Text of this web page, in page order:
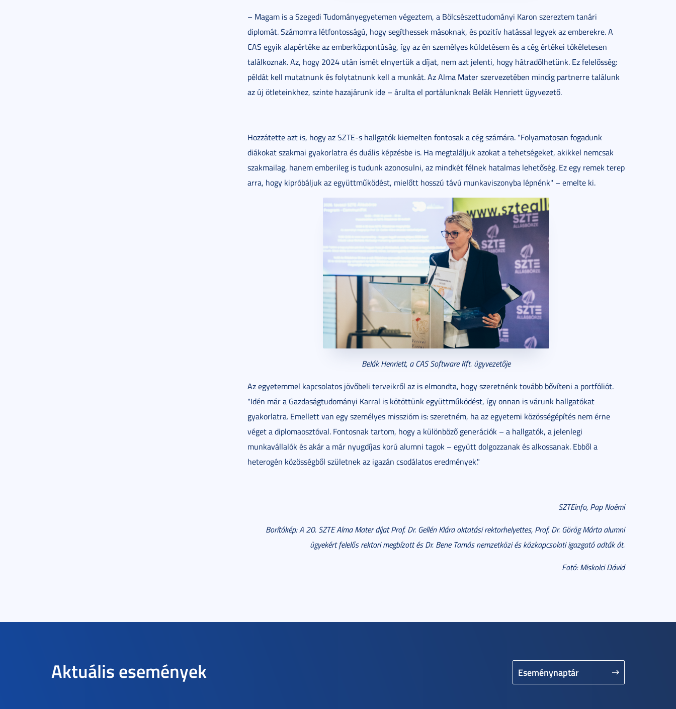
– Magam is a Szegedi Tudományegyetemen végeztem, a Bölcsészettudományi Karon szereztem tanári
diplomát. Számomra létfontosságú, hogy segíthessek másoknak, és pozitív hatással legyek az emberekre. A
CAS egyik alapértéke az emberközpontúság, így az én személyes küldetésem és a cég értékei tökéletesen
találkoznak. Az, hogy 2024 után ismét elnyertük a díjat, nem azt jelenti, hogy hátradőlhetünk. Ez felelősség:
példát kell mutatnunk és folytatnunk kell a munkát. Az Alma Mater szervezetében mindig partnerre találunk
az új ötleteinkhez, szinte hazajárunk ide – árulta el portálunknak Belák Henriett ügyvezető.
Hozzátette azt is, hogy az SZTE-s hallgatók kiemelten fontosak a cég számára. "Folyamatosan fogadunk
diákokat szakmai gyakorlatra és duális képzésbe is. Ha megtaláljuk azokat a tehetségeket, akikkel nemcsak
szakmailag, hanem emberileg is tudunk azonosulni, az mindkét félnek hatalmas lehetőség. Ez egy remek terep
arra, hogy kipróbáljuk az együttműködést, mielőtt hosszú távú munkaviszonyba lépnénk" – emelte ki.
Belák Henriett, a CAS Software Kft. ügyvezetője
Az egyetemmel kapcsolatos jövőbeli terveikről az is elmondta, hogy szeretnénk tovább bővíteni a portfóliót.
"Idén már a Gazdaságtudományi Karral is kötöttünk együttműködést, így onnan is várunk hallgatókat
gyakorlatra. Emellett van egy személyes misszióm is: szeretném, ha az egyetemi közösségépítés nem érne
véget a diplomaosztóval. Fontosnak tartom, hogy a különböző generációk – a hallgatók, a jelenlegi
munkavállalók és akár a már nyugdíjas korú alumni tagok – együtt dolgozzanak és alkossanak. Ebből a
heterogén közösségből születnek az igazán csodálatos eredmények."
SZTEinfo, Pap Noémi
Borítókép: A 20. SZTE Alma Mater díjat Prof. Dr. Gellén Klára oktatási rektorhelyettes, Prof. Dr. Görög Márta alumni
ügyekért felelős rektori megbízott és Dr. Bene Tamás nemzetközi és közkapcsolati igazgató adták át.
Fotó: Miskolci Dávid
Aktuális események Eseménynaptár